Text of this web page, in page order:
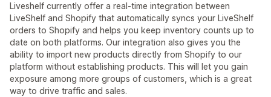
Liveshelf currently offer a real-time integration between
LiveShelf and Shopify that automatically syncs your LiveShelf
orders to Shopify and helps you keep inventory counts up to
date on both platforms. Our integration also gives you the
ability to import new products directly from Shopify to our
platform without establishing products. This will let you gain
exposure among more groups of customers, which is a great
way to drive traffic and sales.